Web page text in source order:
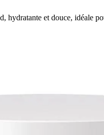
hydratante et douce, idéale